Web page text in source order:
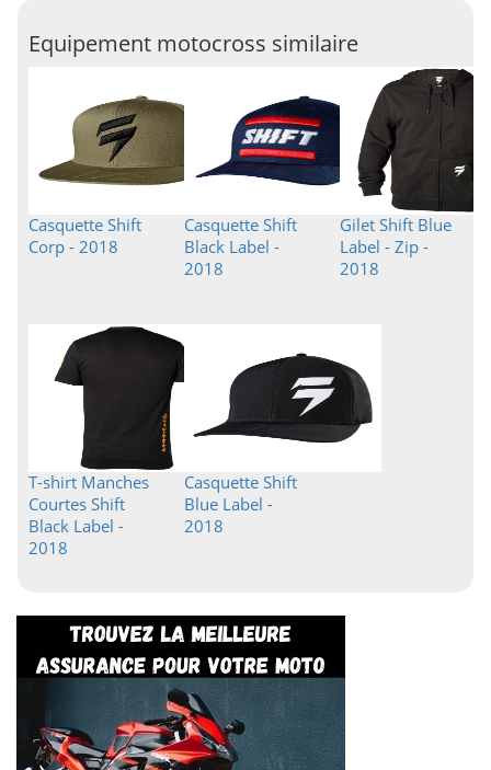
Equipement motocross similaire
Casquette Shift
Corp - 2018
Casquette Shift
Black Label -
2018
Gilet Shift Blue
Label - Zip -
2018
T-shirt Manches
Courtes Shift
Black Label -
2018
Casquette Shift
Blue Label -
2018